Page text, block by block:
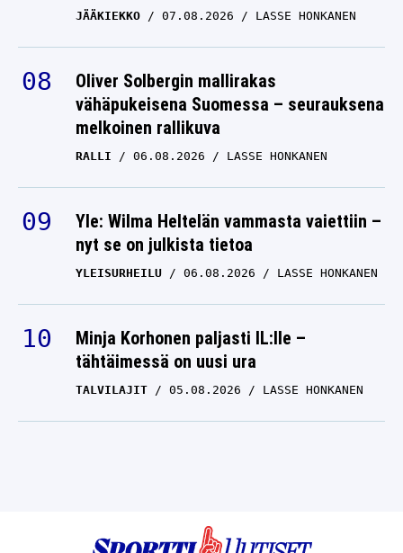
JÄÄKIEKKO 07.08.2026 LASSE HONKANEN
Oliver Solbergin mallirakas
vähäpukeisena Suomessa – seurauksena
melkoinen rallikuva
RALLI 06.08.2026 LASSE HONKANEN
Yle: Wilma Heltelän vammasta vaiettiin –
nyt se on julkista tietoa
YLEISURHEILU 06.08.2026 LASSE HONKANEN
Minja Korhonen paljasti IL:lle –
tähtäimessä on uusi ura
TALVILAJIT 05.08.2026 LASSE HONKANEN